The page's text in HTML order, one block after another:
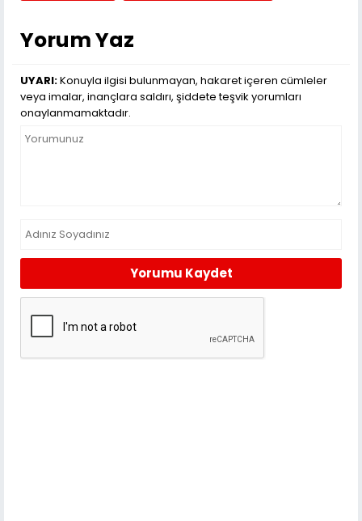
Yorum Yaz
UYARI:Konuyla ilgisi bulunmayan, hakaret içeren cümleler
veya imalar, inançlara saldırı, şiddete teşvik yorumları
onaylanmamaktadır.
Yorumu Kaydet